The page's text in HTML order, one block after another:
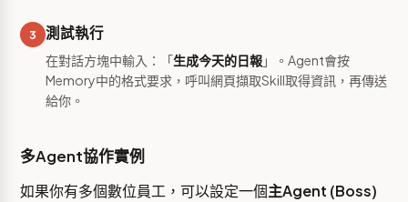
3 測試執行
在對話方塊中輸入：「生成今天的日報 」。Agent會按
Memory中的格式要求，呼叫網頁擷取Skill取得資訊，再傳送
給你。
多Agent協作實例
如果你有多個數位員工，可以設定一個主Agent (Boss)